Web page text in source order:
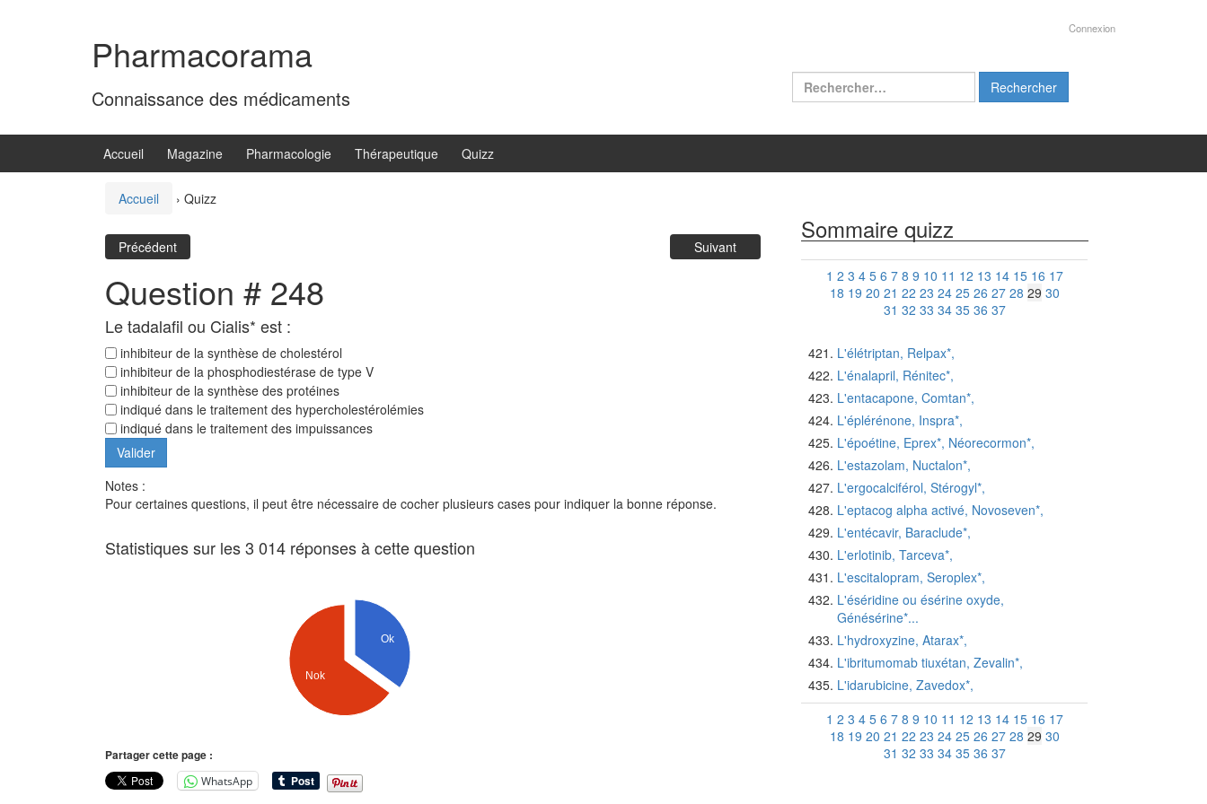
Pharmacorama
Connaissance des médicaments
Connexion
Rechercher :
Accueil Magazine Pharmacologie Thérapeutique Quizz
Accueil › Quizz
Précédent Suivant
Question # 248
Le tadalafil ou Cialis* est :
inhibiteur de la synthèse de cholestérol
inhibiteur de la phosphodiestérase de type V
inhibiteur de la synthèse des protéines
indiqué dans le traitement des hypercholestérolémies
indiqué dans le traitement des impuissances
Notes :
Pour certaines questions, il peut être nécessaire de cocher plusieurs cases pour indiquer la bonne réponse.
Statistiques sur les 3 014 réponses à cette question
Ok
Nok
Partager cette page :
WhatsApp
Sommaire quizz
1 2 3 4 5 6 7 8 9 10 11 12 13 14 15 16 17
18 19 20 21 22 23 24 25 26 27 28 29 30
31 32 33 34 35 36 37
L'élétriptan, Relpax*,
L'énalapril, Rénitec*,
L'entacapone, Comtan*,
L'éplérénone, Inspra*,
L'époétine, Eprex*, Néorecormon*,
L'estazolam, Nuctalon*,
L'ergocalciférol, Stérogyl*,
L'eptacog alpha activé, Novoseven*,
L'entécavir, Baraclude*,
L'erlotinib, Tarceva*,
L'escitalopram, Seroplex*,
L'éséridine ou ésérine oxyde,
Génésérine*...
L'hydroxyzine, Atarax*,
L'ibritumomab tiuxétan, Zevalin*,
L'idarubicine, Zavedox*,
1 2 3 4 5 6 7 8 9 10 11 12 13 14 15 16 17
18 19 20 21 22 23 24 25 26 27 28 29 30
31 32 33 34 35 36 37